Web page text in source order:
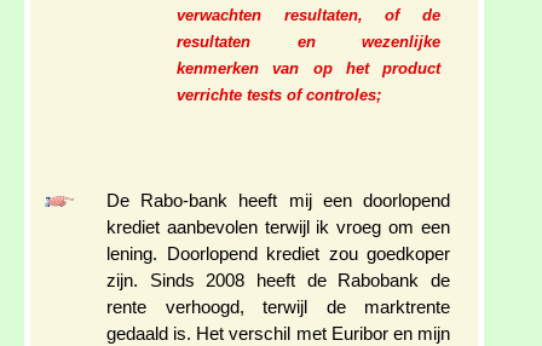
verwachten resultaten, of de
resultaten en wezenlijke
kenmerken van op het product
verrichte tests of controles;
De Rabo-bank heeft mij een doorlopend
krediet aanbevolen terwijl ik vroeg om een
lening. Doorlopend krediet zou goedkoper
zijn. Sinds 2008 heeft de Rabobank de
rente verhoogd, terwijl de marktrente
gedaald is. Het verschil met Euribor en mijn